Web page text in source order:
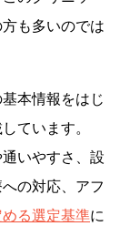
も多いのでは
本情報をはじ
ています。
いやすさ、設
の対応、アフ
る選定基準に